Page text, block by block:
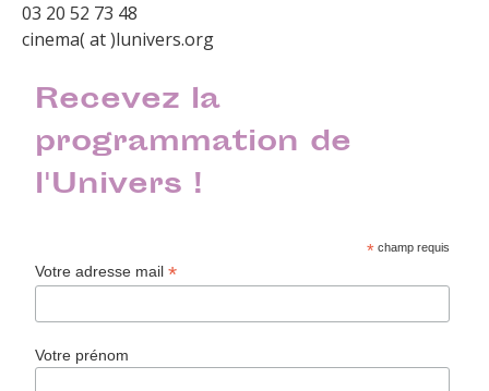
03 20 52 73 48
cinema( at )lunivers.org
Recevez la
programmation de
l'Univers !
* champ requis
Votre adresse mail*
Votre prénom